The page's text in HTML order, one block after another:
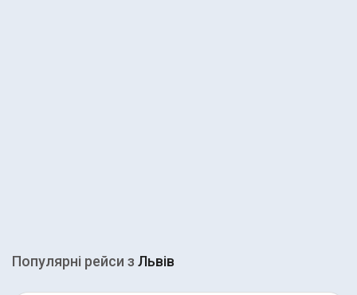
Популярні рейcи з Львів